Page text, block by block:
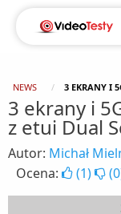
NEWS 3 EKRANY I
3 ekrany i
z etui Dual
Autor: Michał
Ocena:
(1) (0